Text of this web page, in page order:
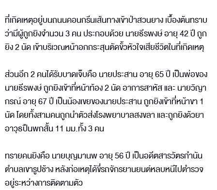
ที่เกิดเหตุอยู่บนถนนคอนกรีนเส้นทางเข้าป่าสวนยาง เบื้องต้นทราบ
ว่ามีผู้ถูกยิงจำนวน 3 คน ประกอบด้วย นายธีรพงษ์ อายุ 42 ปี ถูก
ยิง 2 นัด เข้าบริเวณหน้าอกกระสุนตัดขั้วหัวใจเสียชีวิตในที่เกิดเหตุ
ส่วนอีก 2 คนได้รับบาดเจ็บคือ นายประสาน อายุ 65 ปี เป็นพ่อของ
นายธีรพงษ์ ถูกยิงเข้าที่หน้าท้อง 2 นัด อาการสาหัส และ นายวิญา
กรณ์ อายุ 67 ปี เป็นน้องเขยของนายประสาน ถูกยิงเข้าที่หน้าขา 1
นัด โดยทั้งสามคนถูกนำตัวส่งโรงพยาบาลสงขลา และถูกยิงด้วยา
อาวุธปืนพกสั้น 11 มม.ทั้ง 3 คน
ทรายคนยิงคือ นายบุญมานพ อายุ 56 ปี เป็นอดีตสารวัตรกำนัน
ตำบลเขารูปช้าง หลังก่อเหตุได้ขี่รถจักรยานยนต์หลบหนีไปตำรวจ
อยู่ระหว่างการติดตามตัว